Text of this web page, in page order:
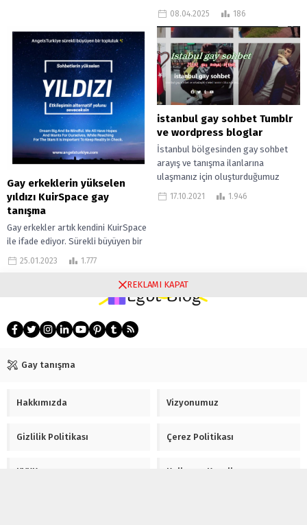
are...
08.04.2025 186
Gay erkeklerin yükselen
yıldızı KuirSpace gay
tanışma
Gay erkekler artık kendini KuirSpace
ile ifade ediyor. Sürekli büyüyen bir
gay topluluğunda kendini ifade et
Gay sohbetin yükselen yıldızı...
25.01.2023 1.777
istanbul gay sohbet Tumblr
ve wordpress bloglar
İstanbul bölgesinden gay sohbet
arayış ve tanışma ilanlarına
ulaşmanız için oluşturduğumuz
Tumblr ve WordPress sitelerimiz
İstanbul bölgesinde yaşayan bir
17.10.2021 1.946
Gay tanışma
Hakkımızda Vizyonumuz
Gizlilik Politikası Çerez Politikası
KVKK Kullanım Koşulları
REKLAMI KAPAT